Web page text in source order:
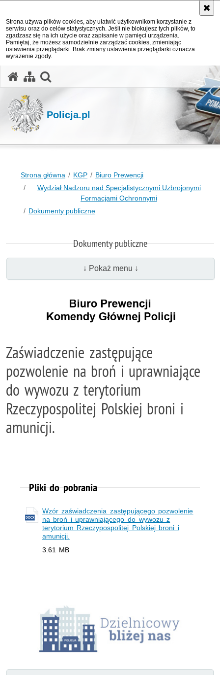
Strona używa plików cookies, aby ułatwić użytkownikom korzystanie z
serwisu oraz do celów statystycznych. Jeśli nie blokujesz tych plików, to
zgadzasz się na ich użycie oraz zapisanie w pamięci urządzenia.
Pamiętaj, że możesz samodzielnie zarządzać cookies, zmieniając
ustawienia przeglądarki. Brak zmiany ustawienia przeglądarki oznacza
wyrażenie zgody.
Policja.pl
Strona główna KGP
Biuro Prewencji
Wydział Nadzoru nad Specjalistycznymi Uzbrojonymi
Formacjami Ochronnymi
Dokumenty publiczne
Dokumenty publiczne
↓ Pokaż menu ↓
Zaświadczenie zastępujące
pozwolenie na broń i uprawniające
do wywozu z terytorium
Rzeczypospolitej Polskiej broni i
amunicji.
Pliki do pobrania
Wzór zaświadczenia zastępującego pozwolenie
na broń i uprawniającego do wywozu z
terytorium Rzeczypospolitej Polskiej broni i
amunicji.
3.61 MB